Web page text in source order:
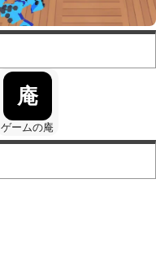
庵
ゲームの庵